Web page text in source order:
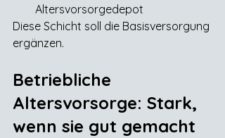
Altersvorsorgedepot
Diese Schicht soll die Basisversorgung
ergänzen.
Betriebliche
Altersvorsorge: Stark,
wenn sie gut gemacht